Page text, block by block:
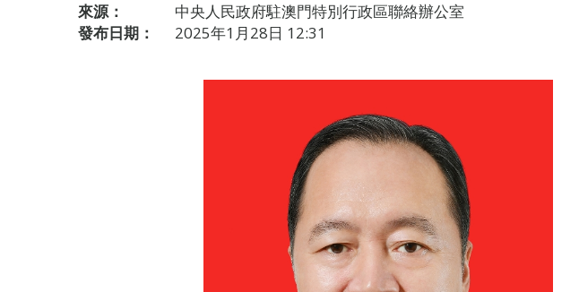
來源：
中央人民政府駐澳門特別行政區聯絡辦公室
發布日期：
2025年1月28日 12:31